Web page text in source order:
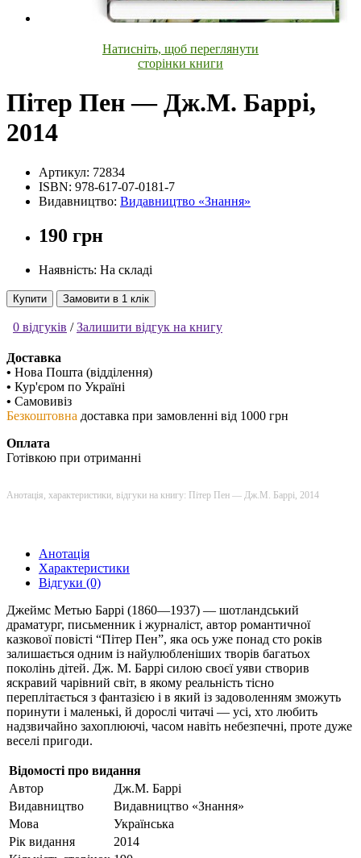
Натисніть, щоб переглянути
сторінки книги
Пітер Пен — Дж.М. Баррi,
2014
Артикул: 72834
ISBN: 978-617-07-0181-7
Видавництво: Видавництво «Знання»
190 грн
Наявність: На складі
Купити Замовити в 1 клік
0 відгуків /Залишити відгук на книгу
Доставка
• Нова Пошта (відділення)
• Кур'єром по Україні
• Самовивіз
Безкоштовна доставка при замовленні від 1000 грн
Оплата
Готівкою при отриманні
Анотація, характеристики, відгуки на книгу: Пітер Пен — Дж.М. Баррi, 2014
Анотація
Характеристики
Відгуки (0)
Джеймс Метью Баррі (1860—1937) — шотландський
драматург, письменник і журналіст, автор романтичної
казкової повісті “Пітер Пен”, яка ось уже понад сто років
залишається одним із найулюбленіших творів багатьох
поколінь дітей. Дж. М. Баррі силою своєї уяви створив
яскравий чарівний світ, в якому реальність тісно
переплітається з фантазією і в який із задоволенням зможуть
поринути і маленькі, й дорослі читачі — усі, хто любить
надзвичайно захоплюючі, часом навіть небезпечні, проте дуже
веселі пригоди.
Відомості про видання
Автор
Дж.М. Баррi
Видавництво
Видавництво «Знання»
Мова
Українська
Рік видання
2014